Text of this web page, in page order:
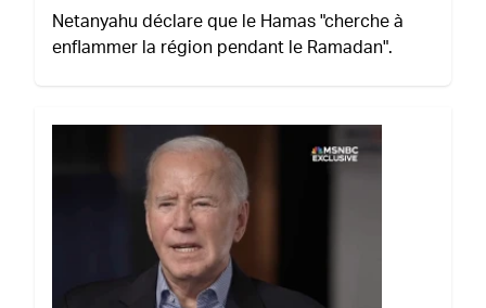
Netanyahu déclare que le Hamas "cherche à
enflammer la région pendant le Ramadan".